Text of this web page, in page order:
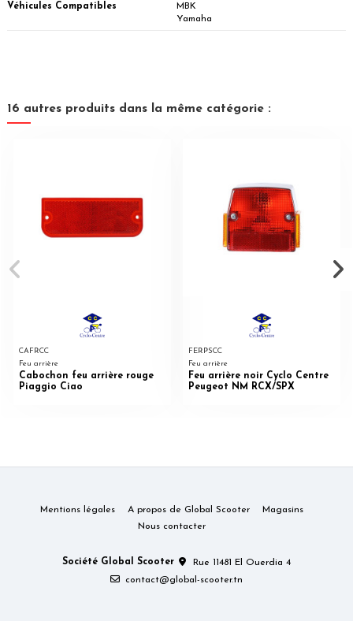
Véhicules Compatibles
MBK
Yamaha
16 autres produits dans la même catégorie :
CAFRCC
Feu arrière
Cabochon feu arrière rouge
Piaggio Ciao
FERPSCC
Feu arrière
Feu arrière noir Cyclo Centre
Peugeot NM RCX/SPX
Mentions légales A propos de Global Scooter
Magasins
Nous contacter
Société Global Scooter
Rue 11481 El Ouerdia 4
contact@global-scooter.tn